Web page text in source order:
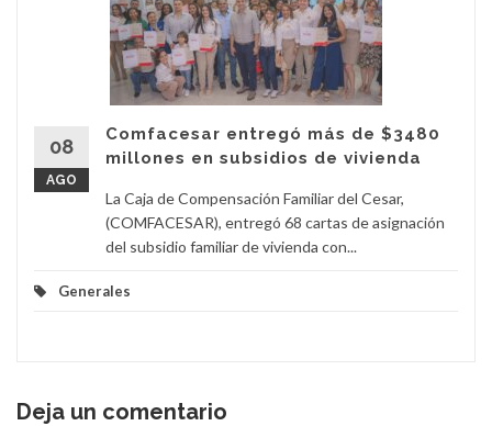
08
AGO
Comfacesar entregó más de $3480
millones en subsidios de vivienda
La Caja de Compensación Familiar del Cesar,
(COMFACESAR), entregó 68 cartas de asignación
del subsidio familiar de vivienda con...
Generales
Deja un comentario